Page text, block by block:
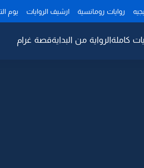
روايات رومانسية ارشيف الروايات يوم
كاملةالرواية من البدايةقصة غرام